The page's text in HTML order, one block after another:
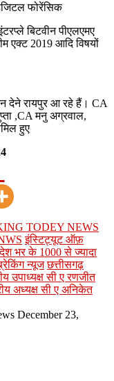
फोरेंसिक
बिटवीन पीएलएमए
एक्ट 2019 आदि विषयों
देने रायपुर आ रहे हैं। CA
,CA मनु अग्रवाल,
हुए
TODEY NEWS
इंस्टिट्यूट ऑफ़
भर के 1000 से ज्यादा
न्यूज छत्तीसगढ़
उपाध्यक्ष सी ए रणजीत
अध्यक्ष सी ए अनिकेत
Send
December 23,